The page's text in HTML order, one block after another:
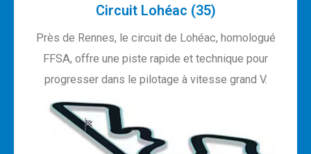
Circuit Lohéac (35)
Près de Rennes, le circuit de Lohéac, homologué
FFSA, offre une piste rapide et technique pour
progresser dans le pilotage à vitesse grand V.